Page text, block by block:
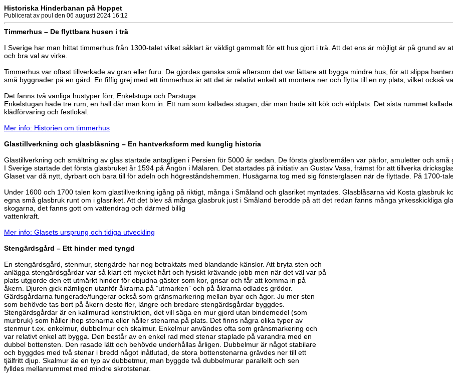
Historiska Hinderbanan på Hoppet
Publicerat av poul den 06 augusti 2024 16:12
Timmerhus – De flyttbara husen i trä
I Sverige har man hittat timmerhus från 1300-talet vilket såklart är väldigt gammalt för ett hus gjort i trä. Att det ens är möjligt är på grund av
och bra val av virke.
Timmerhus var oftast tillverkade av gran eller furu. De gjordes ganska små eftersom det var lättare att bygga mindre hus, för att slippa
små byggnader på en gård. En fiffig grej med ett timmerhus är att det är relativt enkelt att montera ner och flytta till en ny plats, vilket också
Det fanns två vanliga hustyper förr, Enkelstuga och Parstuga.
Enkelstugan hade tre rum, en hall där man kom in. Ett rum som kallades stugan, där man hade sitt kök och eldplats. Det sista rummet
klädförvaring och festlokal.
Mer info: Historien om timmerhus
Glastillverkning och glasblåsning – En hantverksform med kunglig historia
Glastillverkning och smältning av glas startade antagligen i Persien för 5000 år sedan. De första glasföremålen var pärlor, amuletter och små
I Sverige startade det första glasbruket år 1594 på Ängön i Mälaren. Det startades på initiativ an Gustav Vasa, främst för att tillverka
Glaset var då nytt, dyrbart och bara till för adeln och högreståndshemmen. Husägarna tog med sig fönsterglasen när de flyttade. På 1700-
Under 1600 och 1700 talen kom glastillverkning igång på riktigt, många i Småland och glasriket myntades. Glasblåsarna vid Kosta glasbruk
egna små glasbruk runt om i glasriket. Att det blev så många glasbruk just i Småland berodde på att det redan fanns många yrkesskickliga
skogarna, det fanns gott om vattendrag och därmed billig
vattenkraft.
Mer info: Glasets ursprung och tidiga utveckling
Stengärdsgård – Ett hinder med tyngd
En stengärdsgård, stenmur, stengärde har nog betraktats med blandande känslor. Att bryta sten och
anlägga stengärdsgårdar var så klart ett mycket hårt och fysiskt krävande jobb men när det väl var på
plats utgjorde den ett utmärkt hinder för objudna gäster som kor, grisar och får att komma in på
åkern. Djuren gick nämligen utanför åkrarna på ”utmarken” och på åkrarna odlades grödor.
Gärdsgårdarna fungerade/fungerar också som gränsmarkering mellan byar och ägor. Ju mer sten
som behövde tas bort på åkern desto fler, längre och bredare stengärdsgårdar byggdes.
Stengärdsgårdar är en kallmurad konstruktion, det vill säga en mur gjord utan bindemedel (som
murbruk) som håller ihop stenarna eller håller stenarna på plats. Det finns några olika typer av
stenmur t.ex. enkelmur, dubbelmur och skalmur. Enkelmur användes ofta som gränsmarkering och
var relativt enkel att bygga. Den består av en enkel rad med stenar staplade på varandra med en
dubbel bottensten. Den rasade lätt och behövde underhållas årligen. Dubbelmur är något stabilare
och byggdes med två stenar i bredd något inåtlutad, de stora bottenstenarna grävdes ner till ett
tjälfritt djup. Skalmur äe en typ av dubbetmur, man byggde två dubbelmurar parallellt och sen
fylldes mellanrummet med mindre skrotstenar.